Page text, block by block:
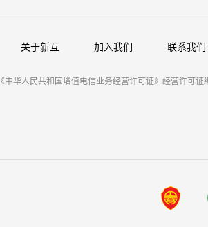
关于新互 加入我们 联系我们
《中华人民共和国增值电信业务经营许可证》经营许可